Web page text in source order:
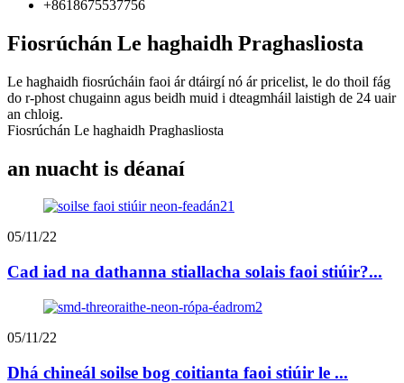
+8618675537756
Fiosrúchán Le haghaidh Praghasliosta
Le haghaidh fiosrúcháin faoi ár dtáirgí nó ár pricelist, le do thoil fág
do r-phost chugainn agus beidh muid i dteagmháil laistigh de 24 uair
an chloig.
Fiosrúchán Le haghaidh Praghasliosta
an nuacht is déanaí
05/11/22
Cad iad na dathanna stiallacha solais faoi stiúir?...
05/11/22
Dhá chineál soilse bog coitianta faoi stiúir le ...